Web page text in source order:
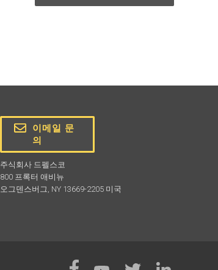
이메일 문
의
주식회사 드펠스코
800 프록터 애비뉴
오그덴스버그, NY 13669-2205 미국